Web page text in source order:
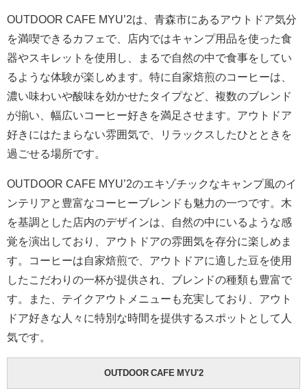
OUTDOOR CAFE MYU’2は、青森市にあるアウトドア気分
を満喫できるカフェで、店内ではキャンプ用品を使った食
器やスキレットを使用し、まるで自然の中で食事をしてい
るような体験が楽しめます。特に自家焙煎のコーヒーは、
濃い味わいや酸味を効かせたタイプなど、複数のブレンド
が揃い、幅広いコーヒー好きを満足させます。アウトドア
好きにはたまらない雰囲気で、リラックスしたひとときを
過ごせる場所です。
OUTDOOR CAFE MYU’2のエキゾチックなキャンプ風のイ
ンテリアと豊富なコーヒーブレンドも魅力の一つです。木
を基調とした店内のデザインは、自然の中にいるような感
覚を演出しており、アウトドアの雰囲気を存分に楽しめま
す。コーヒーは自家焙煎で、アウトドアに適した豆を使用
したこだわりの一杯が提供され、ブレンドの種類も豊富で
す。また、テイクアウトメニューも充実しており、アウト
ドア好きな人々に特別な時間を提供するスポットとして人
気です。
OUTDOOR CAFE MYU'2